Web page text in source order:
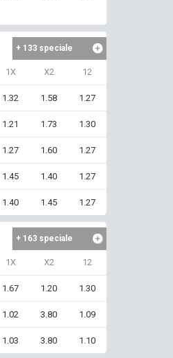
+ 133 speciale
1X X2 12
1.32 1.58 1.27
1.21 1.73 1.30
1.27 1.60 1.27
1.45 1.40 1.27
1.40 1.45 1.27
+ 163 speciale
1X X2 12
1.67 1.20 1.30
1.02 3.80 1.09
1.03 3.80 1.10